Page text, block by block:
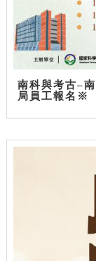
南科與考古–
局員工報名※